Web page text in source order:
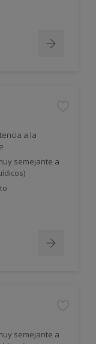
a la
semejante a
semejante a